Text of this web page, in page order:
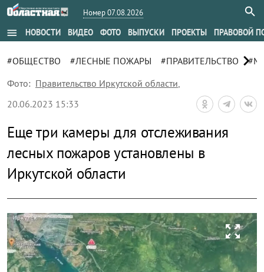
Номер 07.08.2026
menu НОВОСТИ ВИДЕО ФОТО ВЫПУСКИ ПРОЕКТЫ ПРАВОВОЙ
#ОБЩЕСТВО #ЛЕСНЫЕ ПОЖАРЫ #ПРАВИТЕЛЬСТВОchevron_right
Фото: Правительство Иркутской области,
20.06.2023 15:33
Еще три камеры для отслеживания
лесных пожаров установлены в
Иркутской области
zoom_out_map